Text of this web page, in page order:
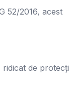
52/2016, acest
de